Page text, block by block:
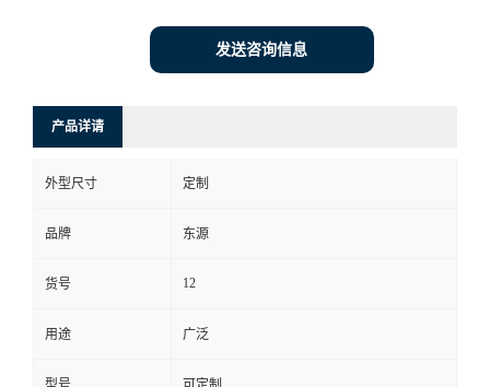
发送咨询信息
产品详请
外型尺寸 定制
品牌 东源
货号 12
用途 广泛